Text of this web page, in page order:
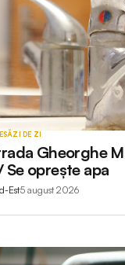
ZI DE ZI
Gheorghe
oprește apa
Est5 august 2026